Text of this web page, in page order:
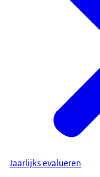
Jaarlijks evalueren